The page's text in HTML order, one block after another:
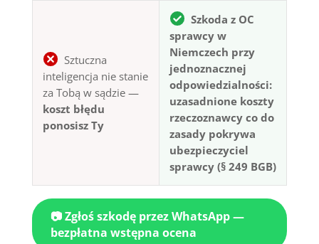
Sztuczna
inteligencja nie stanie
za Tobą w sądzie —
koszt błędu
ponosisz Ty
Szkoda z OC
sprawcy w
Niemczech przy
jednoznacznej
odpowiedzialności:
uzasadnione koszty
rzeczoznawcy co do
zasady pokrywa
ubezpieczyciel
sprawcy (§ 249 BGB)
📷 Zgłoś szkodę przez WhatsApp —
bezpłatna wstępna ocena